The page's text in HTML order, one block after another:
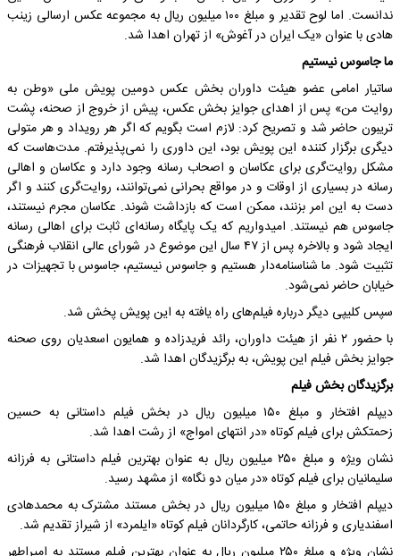
ندانست. اما لوح تقدیر و مبلغ ۱۰۰ میلیون ریال به مجموعه عکس ارسالی زینب
هادی با عنوان «یک ایران در آغوش» از تهران اهدا شد.
ما جاسوس نیستیم
ساتیار امامی عضو هیئت داوران بخش عکس دومین پویش ملی «وطن به
روایت من» پس از اهدای جوایز بخش عکس، پیش از خروج از صحنه، پشت
تریبون حاضر شد و تصریح کرد: لازم است بگویم که اگر هر رویداد و هر متولی
دیگری برگزار کننده این پویش بود، این داوری را نمی‌پذیرفتم. مدت‌هاست که
مشکل روایت‌گری برای عکاسان و اصحاب رسانه وجود دارد و عکاسان و اهالی
رسانه در بسیاری از اوقات و در مواقع بحرانی نمی‌توانند، روایت‌گری کنند و اگر
دست به این امر بزنند، ممکن است که بازداشت شوند. عکاسان مجرم نیستند،
جاسوس هم نیستند. امیدواریم که یک پایگاه رسانه‌ای ثابت برای اهالی رسانه
ایجاد شود و بالاخره پس از ۴۷ سال این موضوع در شورای عالی انقلاب فرهنگی
تثبیت شود. ما شناسنامه‌دار هستیم و جاسوس نیستیم، جاسوس با تجهیزات در
خیابان حاضر نمی‌شود.
سپس کلیپی دیگر درباره فیلم‌های راه یافته به این پویش پخش شد.
با حضور ۲ نفر از هیئت داوران، رائد فریدزاده و همایون اسعدیان روی صحنه
جوایز بخش فیلم این پویش، به برگزیدگان اهدا شد.
برگزیدگان بخش فیلم
دیپلم افتخار و مبلغ ۱۵۰ میلیون ریال در بخش فیلم داستانی به حسین
زحمتکش برای فیلم کوتاه «در انتهای امواج» از رشت اهدا شد.
نشان ویژه و مبلغ ۲۵۰ میلیون ریال به عنوان بهترین فیلم داستانی به فرزانه
سلیمانیان برای فیلم کوتاه «در میان دو نگاه» از مشهد رسید.
دیپلم افتخار و مبلغ ۱۵۰ میلیون ریال در بخش مستند مشترک به محمدهادی
اسفندیاری و فرزانه حاتمی، کارگردانان فیلم کوتاه «ایلمرد» از شیراز تقدیم شد.